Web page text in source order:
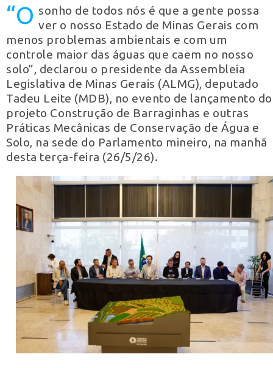
“O sonho de todos nós é que a gente possa
ver o nosso Estado de Minas Gerais com
menos problemas ambientais e com um
controle maior das águas que caem no nosso
solo”, declarou o presidente da Assembleia
Legislativa de Minas Gerais (ALMG), deputado
Tadeu Leite (MDB), no evento de lançamento do
projeto Construção de Barraginhas e outras
Práticas Mecânicas de Conservação de Água e
Solo, na sede do Parlamento mineiro, na manhã
desta terça-feira (26/5/26).